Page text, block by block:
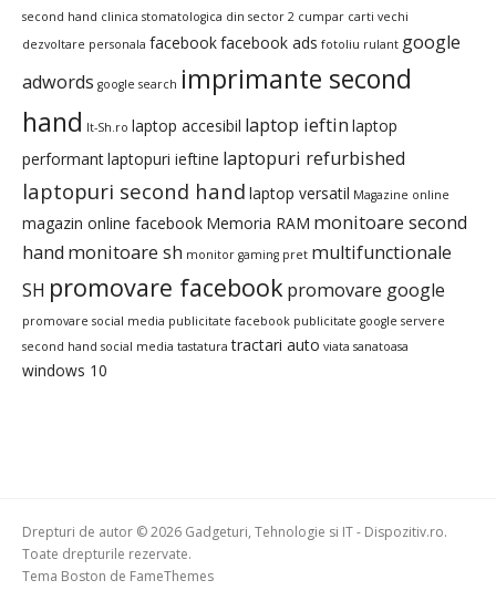
second hand clinica stomatologica din sector 2 cumpar carti vechi
dezvoltare personala facebookfacebook ads fotoliu rulant google
adwords google search imprimante second
hand It-Sh.ro laptop accesibil laptop ieftin laptop
performantlaptopuri ieftine laptopuri refurbished
laptopuri second hand laptop versatil Magazine online
magazin online facebook Memoria RAM monitoare second
hand monitoare sh monitor gaming pret multifunctionale
SH promovare facebookpromovare google
promovare social media publicitate facebook publicitate google servere
second hand social media tastatura tractari auto viata sanatoasa
windows 10
Drepturi de autor © 2026 Gadgeturi, Tehnologie si IT - Dispozitiv.ro.
Toate drepturile rezervate.
Tema Boston de FameThemes